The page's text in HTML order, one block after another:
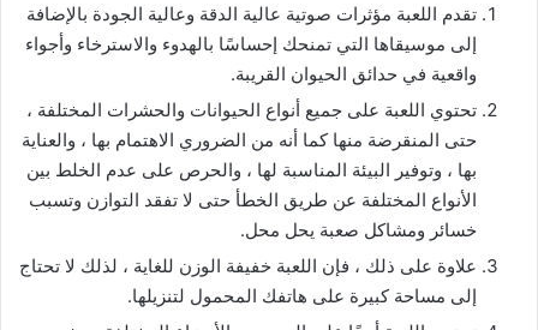
تقدم اللعبة مؤثرات صوتية عالية الدقة وعالية الجودة بالإضافة
إلى موسيقاها التي تمنحك إحساسًا بالهدوء والاسترخاء وأجواء
واقعية في حدائق الحيوان القريبة.
تحتوي اللعبة على جميع أنواع الحيوانات والحشرات المختلفة ،
حتى المنقرضة منها كما أنه من الضروري الاهتمام بها ، والعناية
بها ، وتوفير البيئة المناسبة لها ، والحرص على عدم الخلط بين
الأنواع المختلفة عن طريق الخطأ حتى لا تفقد التوازن وتسبب
خسائر ومشاكل صعبة يحل محل.
علاوة على ذلك ، فإن اللعبة خفيفة الوزن للغاية ، لذلك لا تحتاج
إلى مساحة كبيرة على هاتفك المحمول لتنزيلها.